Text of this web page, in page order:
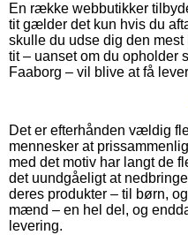
En række webbutikker
tit gælder det kun hvis du
skulle du udse dig den
tit – uanset om du
Faaborg – vil blive at få
Det er efterhånden vældig
mennesker at
med det motiv har langt de
det uundgåeligt at
deres produkter – til børn,
mænd – en hel del, og
levering.